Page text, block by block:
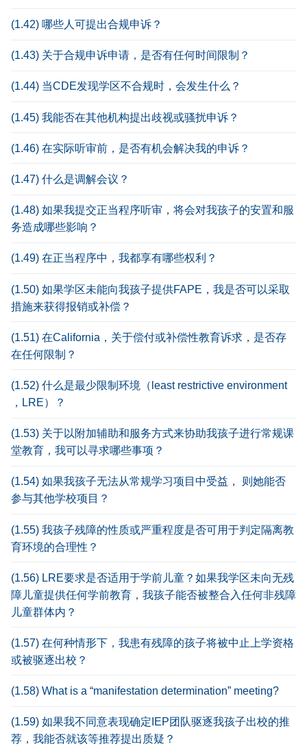
(1.42) 哪些人可提出合规申诉？
(1.43) 关于合规申诉申请，是否有任何时间限制？
(1.44) 当CDE发现学区不合规时，会发生什么？
(1.45) 我能否在其他机构提出歧视或骚扰申诉？
(1.46) 在实际听审前，是否有机会解决我的申诉？
(1.47) 什么是调解会议？
(1.48) 如果我提交正当程序听审，将会对我孩子的安置和服
务造成哪些影响？
(1.49) 在正当程序中，我都享有哪些权利？
(1.50) 如果学区未能向我孩子提供FAPE，我是否可以采取
措施来获得报销或补偿？
(1.51) 在California，关于偿付或补偿性教育诉求，是否存
在任何限制？
(1.52) 什么是最少限制环境（least restrictive environment
，LRE）？
(1.53) 关于以附加辅助和服务方式来协助我孩子进行常规课
堂教育，我可以寻求哪些事项？
(1.54) 如果我孩子无法从常规学习项目中受益， 则她能否
参与其他学校项目？
(1.55) 我孩子残障的性质或严重程度是否可用于判定隔离教
育环境的合理性？
(1.56) LRE要求是否适用于学前儿童？如果我学区未向无残
障儿童提供任何学前教育，我孩子能否被整合入任何非残障
儿童群体内？
(1.57) 在何种情形下，我患有残障的孩子将被中止上学资格
或被驱逐出校？
(1.58) What is a “manifestation determination” meeting?
(1.59) 如果我不同意表现确定IEP团队驱逐我孩子出校的推
荐，我能否就该等推荐提出质疑？